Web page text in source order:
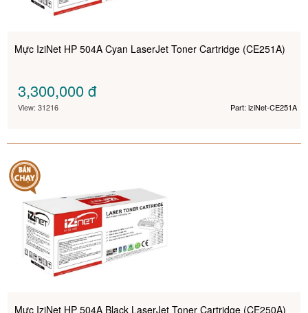
Mực IziNet HP 504A Cyan LaserJet Toner Cartridge (CE251A)
3,300,000đ
View: 31216 Part: iziNet-CE251A
Mực IziNet HP 504A Black LaserJet Toner Cartridge (CE250A)